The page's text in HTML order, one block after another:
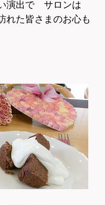
演出で サロンは
れた皆さまのお心も